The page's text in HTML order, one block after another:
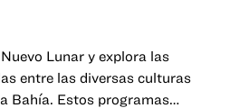
Lunar y explora las
entre las diversas culturas
Bahía. Estos programas